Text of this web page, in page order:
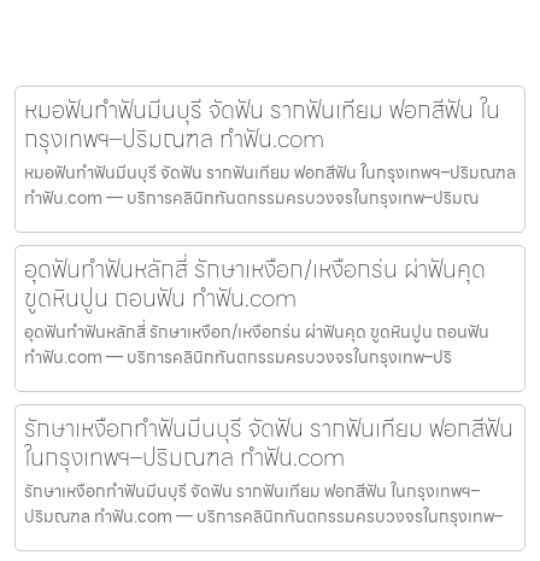
หมอฟันทำฟันมีนบุรี จัดฟัน รากฟันเทียม ฟอกสีฟัน ใน
กรุงเทพฯ–ปริมณฑล ทำฟัน.com
หมอฟันทำฟันมีนบุรี จัดฟัน รากฟันเทียม ฟอกสีฟัน ในกรุงเทพฯ–ปริมณฑล
ทำฟัน.com — บริการคลินิกทันตกรรมครบวงจรในกรุงเทพ–ปริมณ
อุดฟันทำฟันหลักสี่ รักษาเหงือก/เหงือกร่น ผ่าฟันคุด
ขูดหินปูน ถอนฟัน ทำฟัน.com
อุดฟันทำฟันหลักสี่ รักษาเหงือก/เหงือกร่น ผ่าฟันคุด ขูดหินปูน ถอนฟัน
ทำฟัน.com — บริการคลินิกทันตกรรมครบวงจรในกรุงเทพ–ปริ
รักษาเหงือกทำฟันมีนบุรี จัดฟัน รากฟันเทียม ฟอกสีฟัน
ในกรุงเทพฯ–ปริมณฑล ทำฟัน.com
รักษาเหงือกทำฟันมีนบุรี จัดฟัน รากฟันเทียม ฟอกสีฟัน ในกรุงเทพฯ–
ปริมณฑล ทำฟัน.com — บริการคลินิกทันตกรรมครบวงจรในกรุงเทพ–